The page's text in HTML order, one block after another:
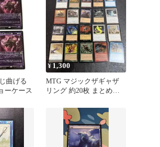
曲げる
ーケース
¥1,300
MTG マジックザギャザ
リング 約20枚 まとめ売